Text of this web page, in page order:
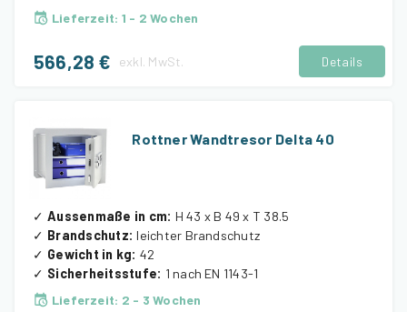
Lieferzeit: 1 - 2 Wochen
566,28 € exkl. MwSt. Details
Rottner Wandtresor Delta 40
✓ Aussenmaße in cm: H 43 x B 49 x T 38.5
✓ Brandschutz: leichter Brandschutz
✓ Gewicht in kg: 42
✓ Sicherheitsstufe: 1 nach EN 1143-1
Lieferzeit: 2 - 3 Wochen